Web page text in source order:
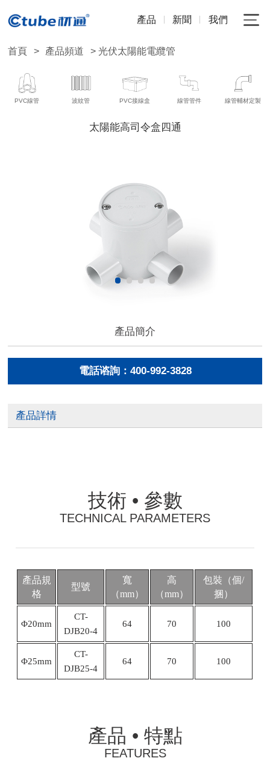
產品 新聞 我們
首頁 > 產品頻道 > 光伏太陽能電纜管
PVC線管 波紋管 PVC接線盒 線管管件 線管輔材定製
太陽能高司令盒四通
產品簡介
電話谘詢：400-992-3828
產品詳情
技術 • 參數
TECHNICAL PARAMETERS
產品規
格
型號
寬
（mm）
高
（mm）
包裝（個/
捆）
Φ20mm
CT-
DJB20-4
64 70 100
Φ25mm
CT-
DJB25-4
64 70 100
產品 • 特點
FEATURES